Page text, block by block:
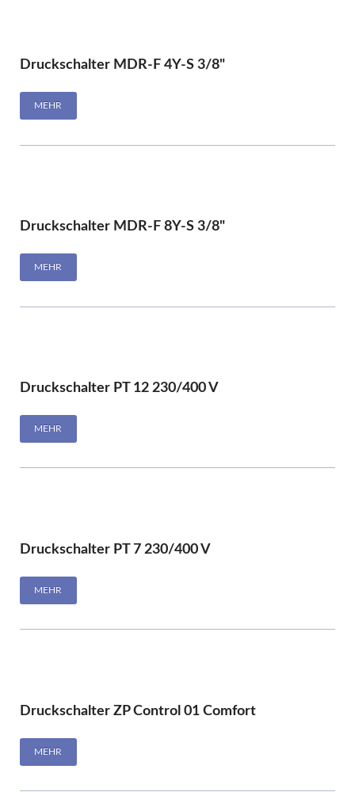
Druckschalter MDR-F 4Y-S 3/8"
MEHR
Druckschalter MDR-F 8Y-S 3/8"
MEHR
Druckschalter PT 12 230/400 V
MEHR
Druckschalter PT 7 230/400 V
MEHR
Druckschalter ZP Control 01 Comfort
MEHR